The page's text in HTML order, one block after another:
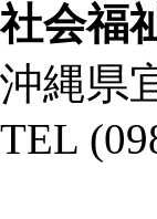
社会福
沖縄県
TEL